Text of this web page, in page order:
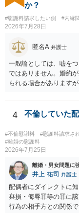
か？
#慰謝料請求したい側 #内縁
2026年7月28日
匿名A 弁護士
一般論としては、嘘を
ではありません。婚約
られる場合があります
慰謝料は生じないこと
が、仮に交際を進めた
高かったということで
って、交際を終わらせ
4 不倫していた
#不倫慰謝料 #慰謝料請求さ
#離婚の慰謝料
2026年7月25日
離婚・男女問題に
井上 祐司 弁護士
配偶者にダイレクトに
棄損・侮辱罪等の罪に
行為の相手方との関係